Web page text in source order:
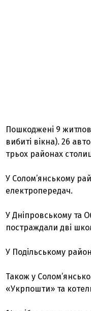
Пошкоджені 9
вибиті вікна). 26
трьох районах
У Солом’янському
електропередач.
У Дніпровському та
постраждали дві
У Подільському
Також у
«Укрпошти» та